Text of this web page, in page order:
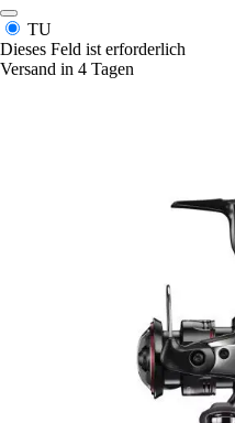
TU
Dieses Feld ist erforderlich
Versand in 4 Tagen